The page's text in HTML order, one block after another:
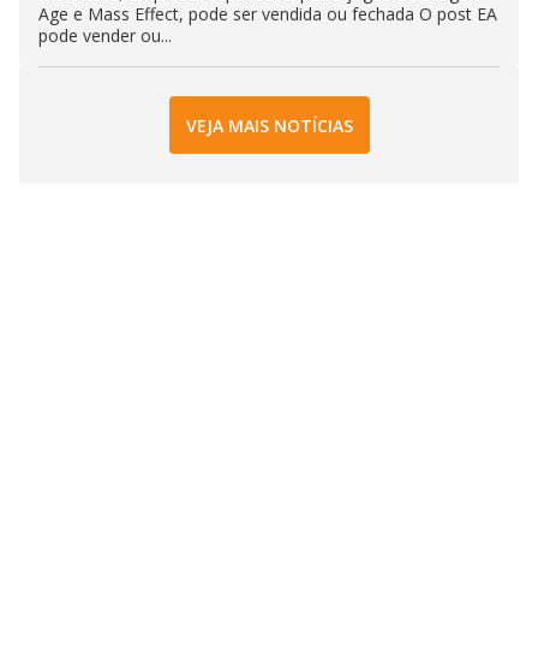
Age e Mass Effect, pode ser vendida ou fechada O post EA
pode vender ou...
VEJA MAIS NOTÍCIAS